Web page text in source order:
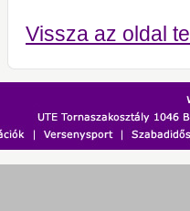
Vissza az oldal